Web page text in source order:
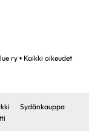
ry • Kaikki oikeudet
Sydänkauppa